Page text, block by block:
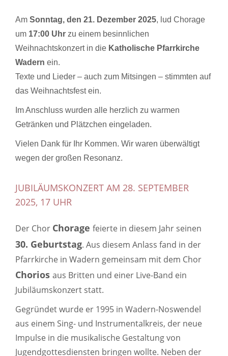
Am Sonntag, den 21. Dezember 2025, lud Chorage
um 17:00 Uhr zu einem besinnlichen
Weihnachtskonzert in die Katholische Pfarrkirche
Wadern ein.
Texte und Lieder – auch zum Mitsingen – stimmten auf
das Weihnachtsfest ein.
Im Anschluss wurden alle herzlich zu warmen
Getränken und Plätzchen eingeladen.
Vielen Dank für Ihr Kommen. Wir waren überwältigt
wegen der großen Resonanz.
JUBILÄUMSKONZERT AM 28. SEPTEMBER
2025, 17 UHR
Der Chor Chorage feierte in diesem Jahr seinen
30. Geburtstag. Aus diesem Anlass fand in der
Pfarrkirche in Wadern gemeinsam mit dem Chor
Chorios aus Britten und einer Live-Band ein
Jubiläumskonzert statt.
Gegründet wurde er 1995 in Wadern-Noswendel
aus einem Sing- und Instrumentalkreis, der neue
Impulse in die musikalische Gestaltung von
Jugendgottesdiensten bringen wollte. Neben der